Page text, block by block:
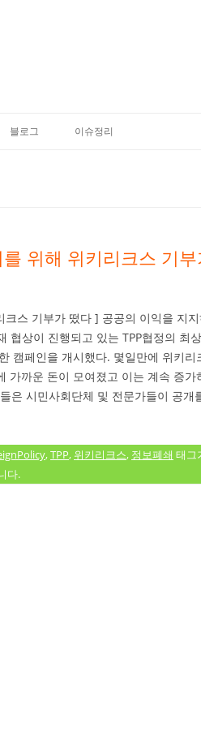
블로그 이슈정리
위해 위키리크스 기
스 기부가 떴다 ] 공공의 이익을 지
협상이 진행되고 있는 TPP협정의 최
캠페인을 개시했다. 몇일만에 위키리
가까운 돈이 모여졌고 이는 계속 증가
은 시민사회단체 및 전문가들이 공개
,TPP, 위키리크스, 정보폐쇄 태그
다.